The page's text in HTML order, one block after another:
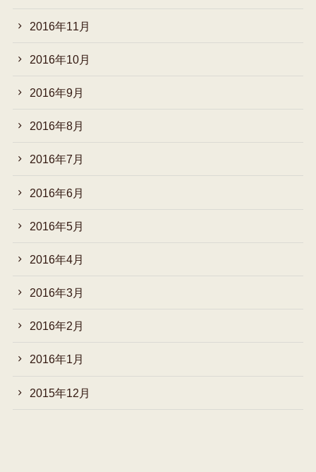
2016年11月
2016年10月
2016年9月
2016年8月
2016年7月
2016年6月
2016年5月
2016年4月
2016年3月
2016年2月
2016年1月
2015年12月